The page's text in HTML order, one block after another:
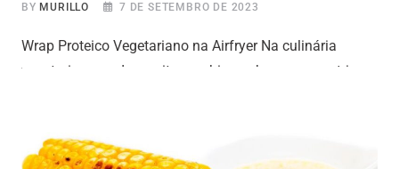
BY MURILLO 7 DE SETEMBRO DE 2023
Wrap Proteico Vegetariano na Airfryer Na culinária
vegetariana, cada receita combina sabores que nutri e
brilha. Ele não só é uma delícia, mas também se adapta